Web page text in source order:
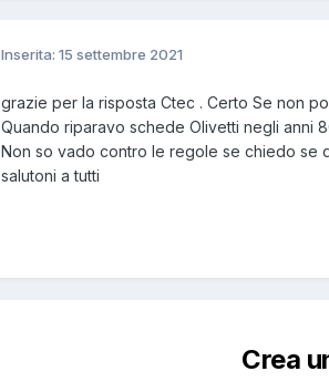
Inserita: 15 settembre 2021
grazie per la risposta Ctec . Certo Se non
Quando riparavo schede Olivetti negli anni
Non so vado contro le regole se chiedo se
salutoni a tutti
Crea